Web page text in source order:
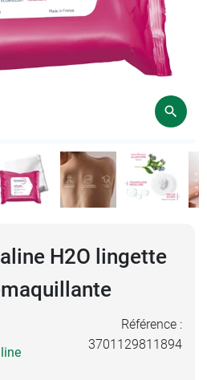
H2O lingette
Référence :
3701129811894